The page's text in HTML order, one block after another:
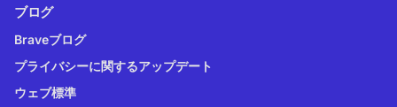
ブログ
Braveブログ
プライバシーに関するアップデート
ウェブ標準